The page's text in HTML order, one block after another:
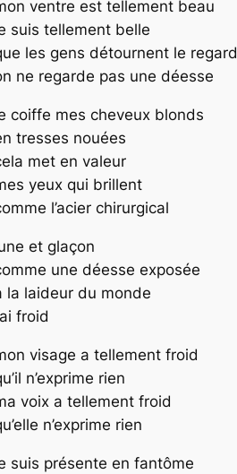
ventre est tellement beau
suis tellement belle
les gens détournent le regard
ne regarde pas une déesse
coiffe mes cheveux blonds
tresses nouées
met en valeur
yeux qui brillent
l’acier chirurgical
et glaçon
une déesse exposée
la laideur du monde
froid
visage a tellement froid
n’exprime rien
voix a tellement froid
n’exprime rien
suis présente en fantôme